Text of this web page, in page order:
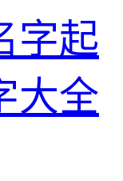
字起
大全